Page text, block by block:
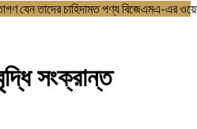
ও বিদেশী ক্রেতাগণ যেন
সংক্রান্ত